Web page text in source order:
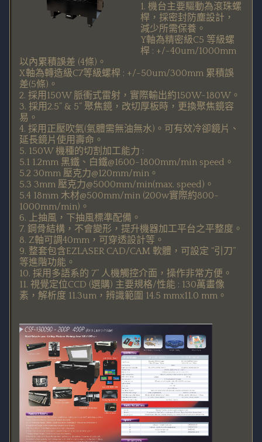
1. 機台主要驅動為滾珠螺
桿，採密封防塵設計，
減少所需保養。
Y軸為精密級C5 等級螺
桿 : +/-40um/1000mm
以內累積誤差 (4條)。
X軸為轉造級C7等級螺桿 : +/-50um/300mm 累積誤
差(5條)。
2. 採用150W 脈衝式雷射，實際輸出約150W-180W。
3. 採用2.5” & 5” 聚焦鏡，改切厚板時，更換聚焦鏡容
易。
4. 採用正壓吹氣(氣體需無油無水)。可有效冷卻鏡片、
延長鏡片使用壽命。
5. 150W 機種的切割加工能力 :
5.1 1.2mm 黑鐵、白鐵@1600-1800mm/min speed。
5.2 30mm 壓克力@120mm/min。
5.3 3mm 壓克力@5000mm/min(max. speed)。
5.4 18mm 木材@500mm/min (200w實際約800-
1000mm/min)。
6. 上抽風，下抽風標準配備。
7. 鋼骨結構，不會變形，提升機器加工平台之平整度。
8. Z軸可調40mm，可穿透設計等。
9. 整套包含EZLASER CAD/CAM 軟體，可設定 “引刀”
等進階功能。
10. 採用多語系的 7” 人機觸控介面，操作非常方便。
11. 視覺定位CCD (選購) 主要規格/性能 : 130萬畫像
素，解析度 11.3um，辨識範圍 14.5 mmx11.0 mm。